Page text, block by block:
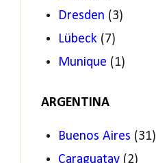
Dresden (3)
Lübeck (7)
Munique (1)
ARGENTINA
Buenos Aires (31)
Caraguatay (2)